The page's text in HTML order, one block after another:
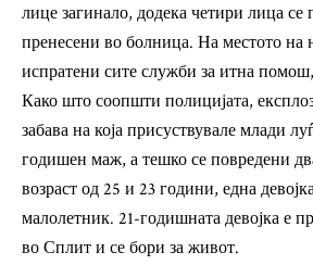
лице загинало, додека четири лица
пренесени во болница. На местото на
испратени сите служби за итна помош,
Како што соопшти полицијата,
забава на која присуствувале млади
годишен маж, а тешко се повредени
возраст од 25 и 23 години, една
малолетник. 21-годишната девојка е
во Сплит и се бори за живот.